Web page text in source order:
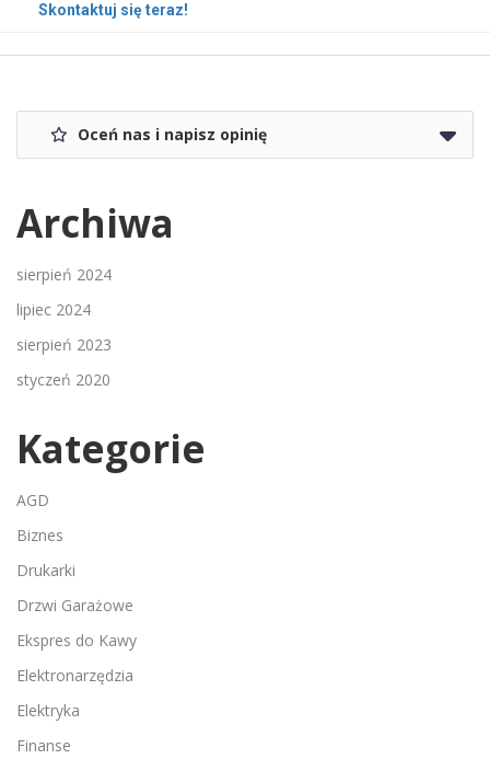
Skontaktuj się teraz!
Oceń nas i napisz opinię
Archiwa
sierpień 2024
lipiec 2024
sierpień 2023
styczeń 2020
Kategorie
AGD
Biznes
Drukarki
Drzwi Garażowe
Ekspres do Kawy
Elektronarzędzia
Elektryka
Finanse